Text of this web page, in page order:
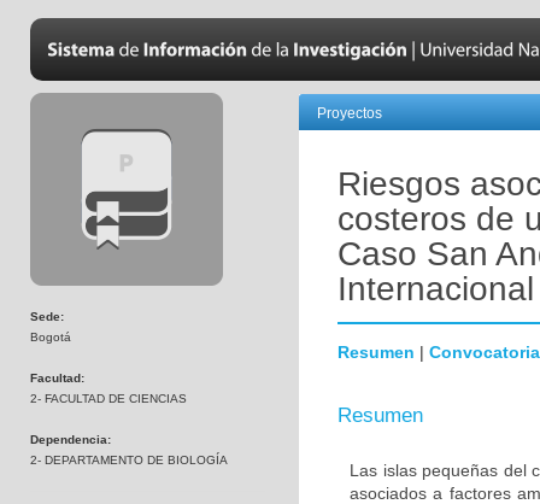
Sede:
Bogotá
Facultad:
2- FACULTAD DE CIENCIAS
Dependencia:
2- DEPARTAMENTO DE BIOLOGÍA
Proyectos
Riesgos
costeros de
Caso San
Resumen | Convocatoria
Resumen
Las islas pequeñas del
asociados a factores